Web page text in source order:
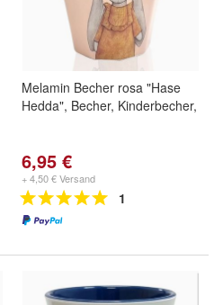
Melamin Becher rosa "Hase
Hedda", Becher, Kinderbecher,
6,95 €
+ 4,50 € Versand
1